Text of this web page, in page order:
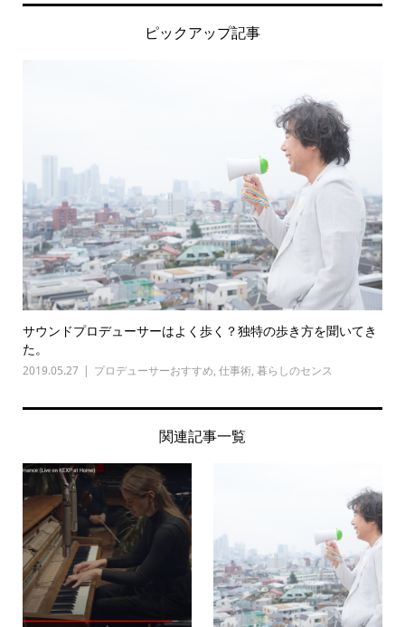
ピックアップ記事
サウンドプロデューサーはよく歩く？独特の歩き方を聞いてき
た。
2019.05.27 プロデューサーおすすめ, 仕事術, 暮らしのセンス
関連記事一覧